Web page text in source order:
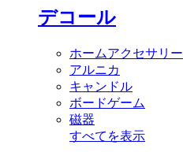
デコール
ホームアクセサリー
アルニカ
キャンドル
ボードゲーム
磁器
すべてを表示